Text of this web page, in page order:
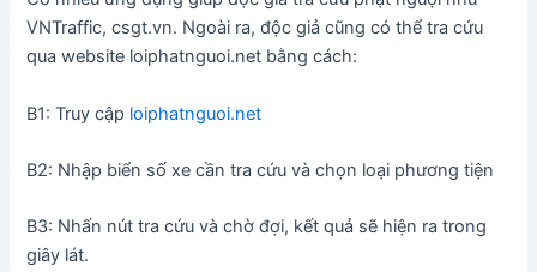
VNTraffic, csgt.vn. Ngoài ra, độc giả cũng có thể tra cứu
qua website loiphatnguoi.net bằng cách:
B1: Truy cập loiphatnguoi.net
B2: Nhập biển số xe cần tra cứu và chọn loại phương tiện
B3: Nhấn nút tra cứu và chờ đợi, kết quả sẽ hiện ra trong
giây lát.